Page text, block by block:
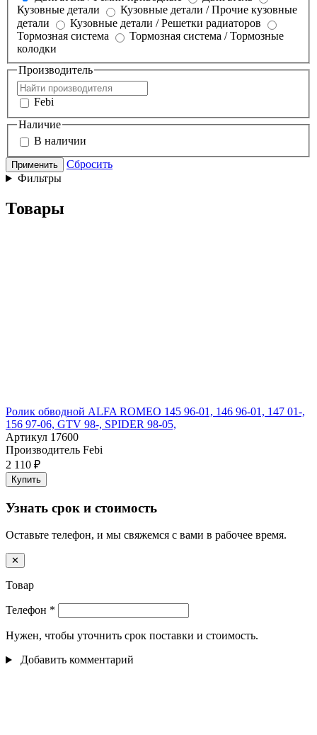
Кузовные детали
Кузовные детали / Прочие кузовные
детали
Кузовные детали / Решетки радиаторов
Тормозная система
Тормозная система / Тормозные
колодки
Производитель
Febi
Наличие
В наличии
Применить
Сбросить
Фильтры
Товары
Ролик обводной ALFA ROMEO 145 96-01, 146 96-01, 147 01-,
156 97-06, GTV 98-, SPIDER 98-05,
Артикул 17600
Производитель Febi
2 110 ₽
Купить
Узнать срок и стоимость
Оставьте телефон, и мы свяжемся с вами в рабочее время.
✕
Товар
Телефон *
Нужен, чтобы уточнить срок поставки и стоимость.
Добавить комментарий